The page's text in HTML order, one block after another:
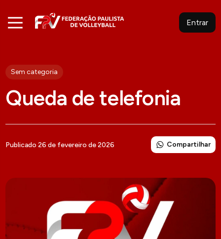
Entrar
Sem categoria
Queda de telefonia
Publicado 26 de fevereiro de 2026 Compartilhar